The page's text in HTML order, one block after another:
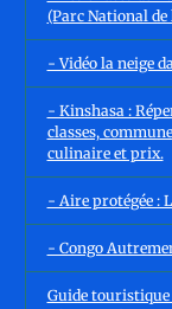
(Parc National
- Vidéo la neige
- Kinshasa :
classes,
culinaire et prix.
- Aire protégée :
- Congo
Guide touristique